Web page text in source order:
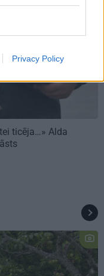
Privacy Policy
ticēja…» Alda